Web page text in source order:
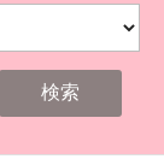
検索